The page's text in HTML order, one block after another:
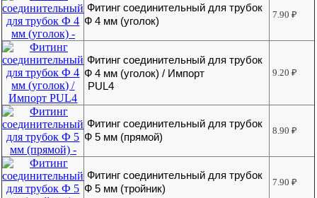
Фитинг соединительный для трубок
Ф 4 мм (уголок)
7.90₽
Фитинг соединительный для трубок
Ф 4 мм (уголок) / Импорт
PUL4
9.20₽
Фитинг соединительный для трубок
Ф 5 мм (прямой)
8.90₽
Фитинг соединительный для трубок
Ф 5 мм (тройник)
7.90₽